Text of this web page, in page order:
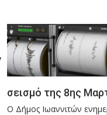
σεισμό της 8ης
Ο Δήμος Ιωαννιτών